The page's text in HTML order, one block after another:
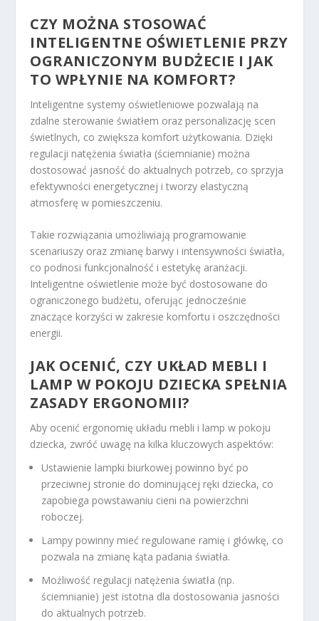
CZY MOŻNA STOSOWAĆ
INTELIGENTNE OŚWIETLENIE PRZY
OGRANICZONYM BUDŻECIE I JAK
TO WPŁYNIE NA KOMFORT?
Inteligentne systemy oświetleniowe pozwalają na
zdalne sterowanie światłem oraz personalizację scen
świetlnych, co zwiększa komfort użytkowania. Dzięki
regulacji natężenia światła (ściemnianie) można
dostosować jasność do aktualnych potrzeb, co sprzyja
efektywności energetycznej i tworzy elastyczną
atmosferę w pomieszczeniu.
Takie rozwiązania umożliwiają programowanie
scenariuszy oraz zmianę barwy i intensywności światła,
co podnosi funkcjonalność i estetykę aranżacji.
Inteligentne oświetlenie może być dostosowane do
ograniczonego budżetu, oferując jednocześnie
znaczące korzyści w zakresie komfortu i oszczędności
energii.
JAK OCENIĆ, CZY UKŁAD MEBLI I
LAMP W POKOJU DZIECKA SPEŁNIA
ZASADY ERGONOMII?
Aby ocenić ergonomię układu mebli i lamp w pokoju
dziecka, zwróć uwagę na kilka kluczowych aspektów:
Ustawienie lampki biurkowej powinno być po
przeciwnej stronie do dominującej ręki dziecka, co
zapobiega powstawaniu cieni na powierzchni
roboczej.
Lampy powinny mieć regulowane ramię i główkę, co
pozwala na zmianę kąta padania światła.
Możliwość regulacji natężenia światła (np.
ściemnianie) jest istotna dla dostosowania jasności
do aktualnych potrzeb.